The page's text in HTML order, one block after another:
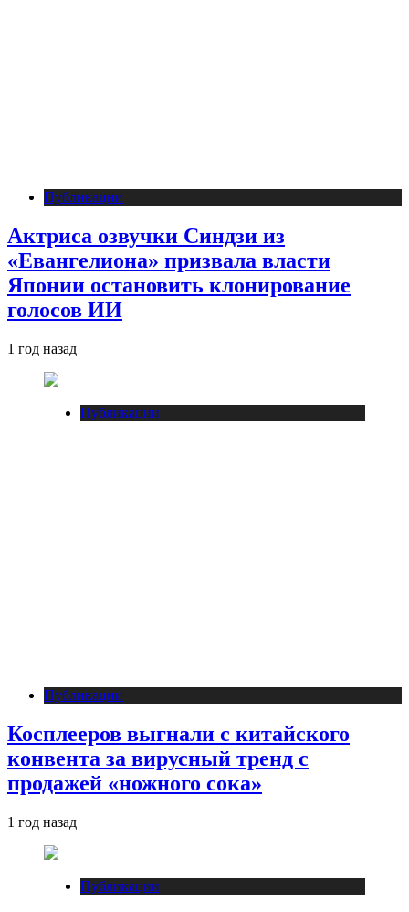
Публикации
Актриса озвучки Синдзи из
«Евангелиона» призвала власти
Японии остановить клонирование
голосов ИИ
1 год назад
Публикации
Публикации
Косплееров выгнали с китайского
конвента за вирусный тренд с
продажей «ножного сока»
1 год назад
Публикации